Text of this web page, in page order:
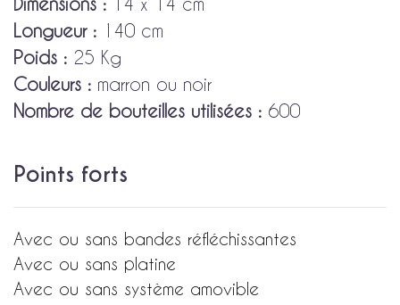
Longueur : 140 cm
Poids : 25 Kg
Couleurs : marron ou noir
Nombre de bouteilles utilisées : 600
Points forts
Avec ou sans bandes réfléchissantes
Avec ou sans platine
Avec ou sans système amovible